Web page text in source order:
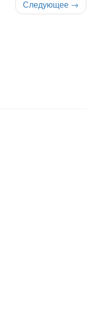
Следующее →